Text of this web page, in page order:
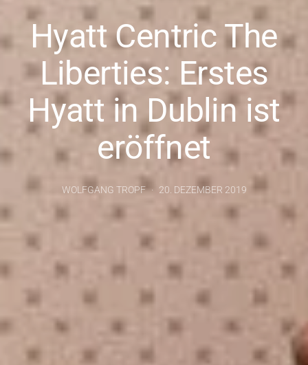
Hyatt Centric The
Liberties: Erstes
Hyatt in Dublin ist
eröffnet
WOLFGANG TROPF 20. DEZEMBER 2019